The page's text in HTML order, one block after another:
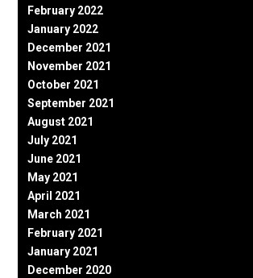
February 2022
January 2022
December 2021
November 2021
October 2021
September 2021
August 2021
July 2021
June 2021
May 2021
April 2021
March 2021
February 2021
January 2021
December 2020